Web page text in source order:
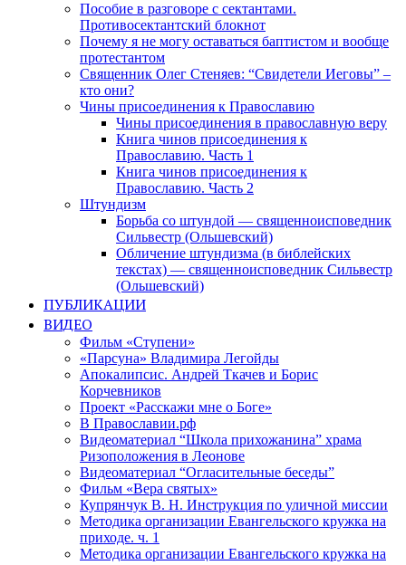
Пособие в разговоре с сектантами.
Противосектантский блокнот
Почему я не могу оставаться баптистом и вообще
протестантом
Священник Олег Стеняев: “Свидетели Иеговы” –
кто они?
Чины присоединения к Православию
Чины присоединения в православную веру
Книга чинов присоединения к
Православию. Часть 1
Книга чинов присоединения к
Православию. Часть 2
Штундизм
Борьба со штундой — священноисповедник
Сильвестр (Ольшевский)
Обличение штундизма (в библейских
текстах) — священноисповедник Сильвестр
(Ольшевский)
ПУБЛИКАЦИИ
ВИДЕО
Фильм «Ступени»
«Парсуна» Владимира Легойды
Апокалипсис. Андрей Ткачев и Борис
Корчевников
Проект «Расскажи мне о Боге»
В Православии.рф
Видеоматериал “Школа прихожанина” храма
Ризоположения в Леонове
Видеоматериал “Огласительные беседы”
Фильм «Вера святых»
Купрянчук В. Н. Инструкция по уличной миссии
Методика организации Евангельского кружка на
приходе. ч. 1
Методика организации Евангельского кружка на